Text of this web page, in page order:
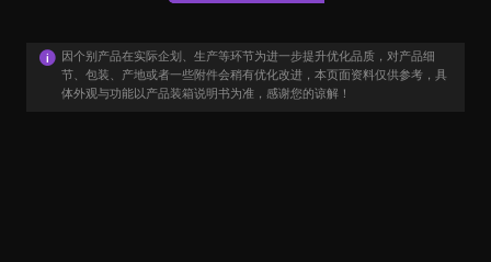
因个别产品在实际企划、生产等环节为进一步提升优化品质，对产品细
节、包装、产地或者一些附件会稍有优化改进，本页面资料仅供参考，具
体外观与功能以产品装箱说明书为准，感谢您的谅解！